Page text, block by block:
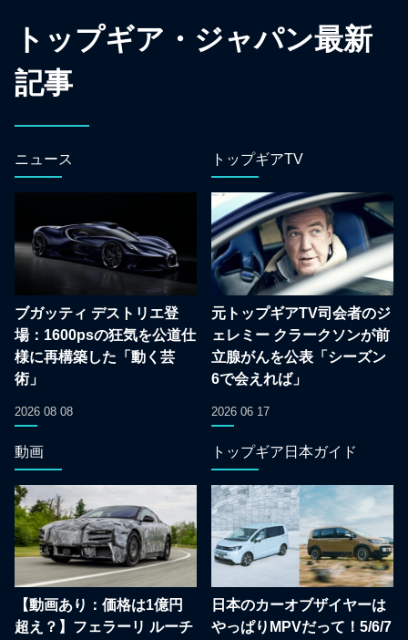
トップギア・ジャパン最新
記事
ニュース
ブガッティ デストリエ登
場：1600psの狂気を公道仕
様に再構築した「動く芸
術」
2026 08 08
トップギアTV
元トップギアTV司会者のジ
ェレミー クラークソンが前
立腺がんを公表「シーズン
6で会えれば」
2026 06 17
動画
【動画あり：価格は1億円
超え？】フェラーリ ルーチ
トップギア日本ガイド
日本のカーオブザイヤーは
やっぱりMPVだって！5/6/7